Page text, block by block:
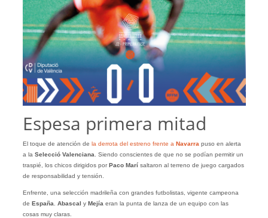
Espesa primera mitad
El toque de atención de la derrota del estreno frente a Navarra puso en alerta
a la Selecció Valenciana . Siendo conscientes de que no se podían permitir un
traspié, los chicos dirigidos porPaco Marí saltaron al terreno de juego cargados
de responsabilidad y tensión.
Enfrente, una selección madrileña con grandes futbolistas, vigente campeona
de España Abascal y Mejía eran la punta de lanza de un equipo con las
cosas muy claras.